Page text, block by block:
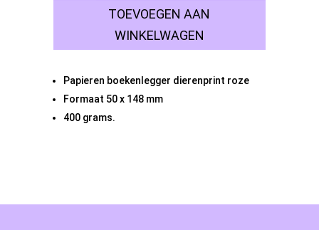
TOEVOEGEN AAN
WINKELWAGEN
Papieren boekenlegger dierenprint roze
Formaat 50 x 148 mm
400 grams.